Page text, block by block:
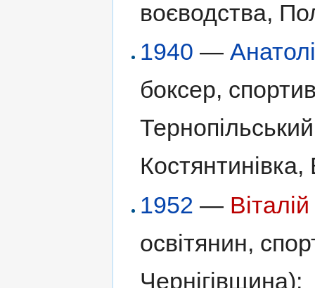
воєводства,
1940 —
боксер,
1952 —
освітянин,
Чернігівщина);